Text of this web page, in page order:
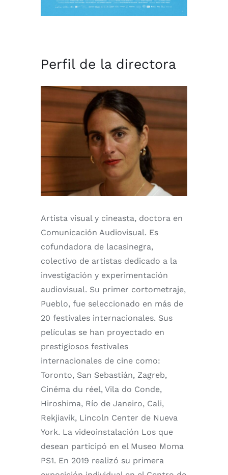
Perfil de la directora
Artista visual y cineasta, doctora en
Comunicación Audiovisual. Es
cofundadora de lacasinegra,
colectivo de artistas dedicado a la
investigación y experimentación
audiovisual. Su primer cortometraje,
Pueblo, fue seleccionado en más de
20 festivales internacionales. Sus
películas se han proyectado en
prestigiosos festivales
internacionales de cine como:
Toronto, San Sebastián, Zagreb,
Cinéma du réel, Vila do Conde,
Hiroshima, Río de Janeiro, Cali,
Rekjiavik, Lincoln Center de Nueva
York. La videoinstalación Los que
desean participó en el Museo Moma
PS1. En 2019 realizó su primera